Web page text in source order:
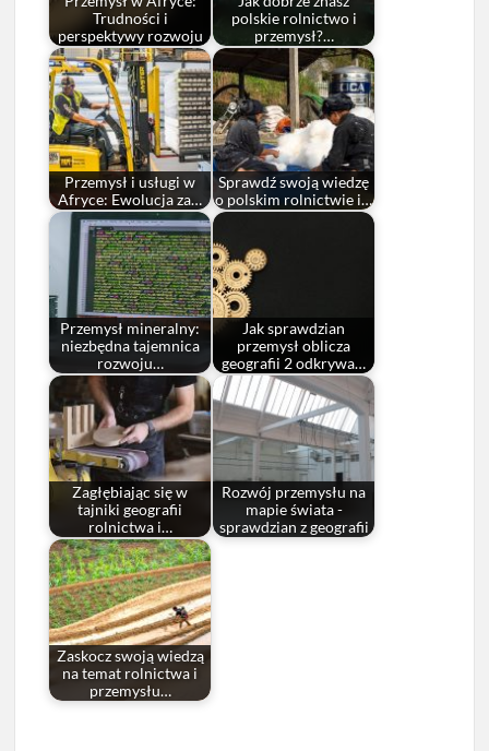
Trudności i
perspektywy rozwoju
polskie rolnictwo i
przemysł?…
Przemysł i usługi w
Afryce: Ewolucja za…
Sprawdź swoją wiedzę
o polskim rolnictwie i…
Przemysł mineralny:
niezbędna tajemnica
rozwoju…
Jak sprawdzian
przemysł oblicza
geografii 2 odkrywa…
Zagłębiając się w
tajniki geografii
rolnictwa i…
Rozwój przemysłu na
mapie świata -
sprawdzian z geografii
Zaskocz swoją wiedzą
na temat rolnictwa i
przemysłu…